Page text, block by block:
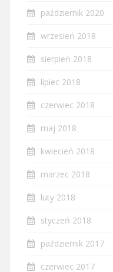
październik 2020
wrzesień 2018
sierpień 2018
lipiec 2018
czerwiec 2018
maj 2018
kwiecień 2018
marzec 2018
luty 2018
styczeń 2018
październik 2017
czerwiec 2017